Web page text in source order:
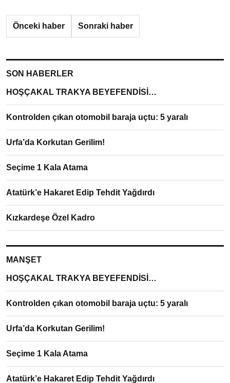
Önceki haber Sonraki haber
SON HABERLER
HOŞÇAKAL TRAKYA BEYEFENDİSİ…
Kontrolden çıkan otomobil baraja uçtu: 5 yaralı
Urfa’da Korkutan Gerilim!
Seçime 1 Kala Atama
Atatürk’e Hakaret Edip Tehdit Yağdırdı
Kızkardeşe Özel Kadro
MANŞET
HOŞÇAKAL TRAKYA BEYEFENDİSİ…
Kontrolden çıkan otomobil baraja uçtu: 5 yaralı
Urfa’da Korkutan Gerilim!
Seçime 1 Kala Atama
Atatürk’e Hakaret Edip Tehdit Yağdırdı